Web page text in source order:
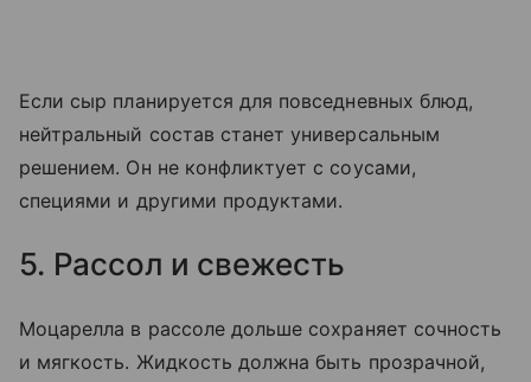
Если сыр планируется для повседневных блюд,
нейтральный состав станет универсальным
решением. Он не конфликтует с соусами,
специями и другими продуктами.
5. Рассол и свежесть
Моцарелла в рассоле дольше сохраняет сочность
и мягкость. Жидкость должна быть прозрачной,